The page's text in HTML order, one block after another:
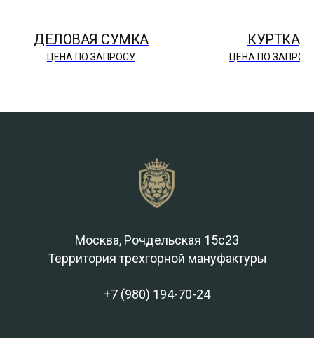
ДЕЛОВАЯ СУМКА
ЦЕНА ПО ЗАПРОСУ
КУРТКА
ЦЕНА ПО
Москва, Рочдельская 15с23
Территория трехгорной мануфактуры
+7 (980) 194-70-24